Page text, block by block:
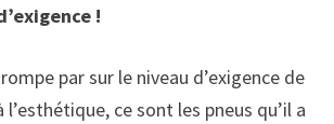
!
par sur le niveau d’exigence de
ce sont les pneus qu’il a